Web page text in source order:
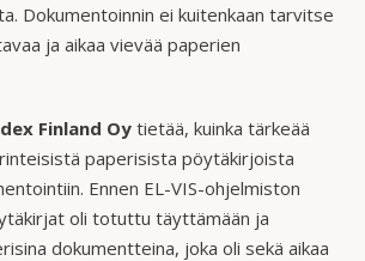
Dokumentoinnin ei kuitenkaan tarvitse
ja aikaa vievää paperien
Finland Oy tietää, kuinka tärkeää
paperisista pöytäkirjoista
Ennen EL-VIS-ohjelmiston
oli totuttu täyttämään ja
dokumentteina, joka oli sekä aikaa